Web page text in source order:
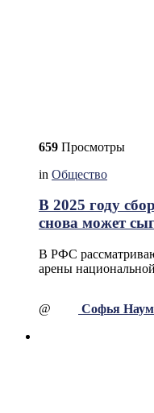
659 Просмотры
in Общество
В 2025 году
снова может
В РФС
арены
@ Софья